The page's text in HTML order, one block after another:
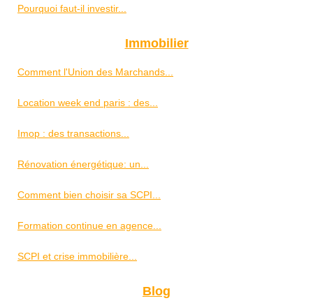
Pourquoi faut-il investir...
Immobilier
Comment l'Union des Marchands...
Location week end paris : des...
Imop : des transactions...
Rénovation énergétique: un...
Comment bien choisir sa SCPI...
Formation continue en agence...
SCPI et crise immobilière...
Blog